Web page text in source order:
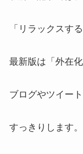
「リラックスす
最新版は「外在
ブログやツイー
すっきりします。